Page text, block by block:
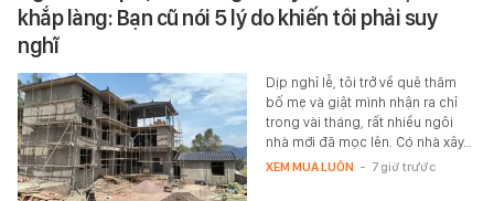
khắp làng: Bạn cũ nói 5 lý do khiến tôi phải suy
nghĩ
Dịp nghỉ lễ, tôi trở về quê thăm
bố mẹ và giật mình nhận ra chỉ
trong vài tháng, rất nhiều ngôi
nhà mới đã mọc lên. Có nhà xây…
XEM MUA LUÔN - 7 giờ trước